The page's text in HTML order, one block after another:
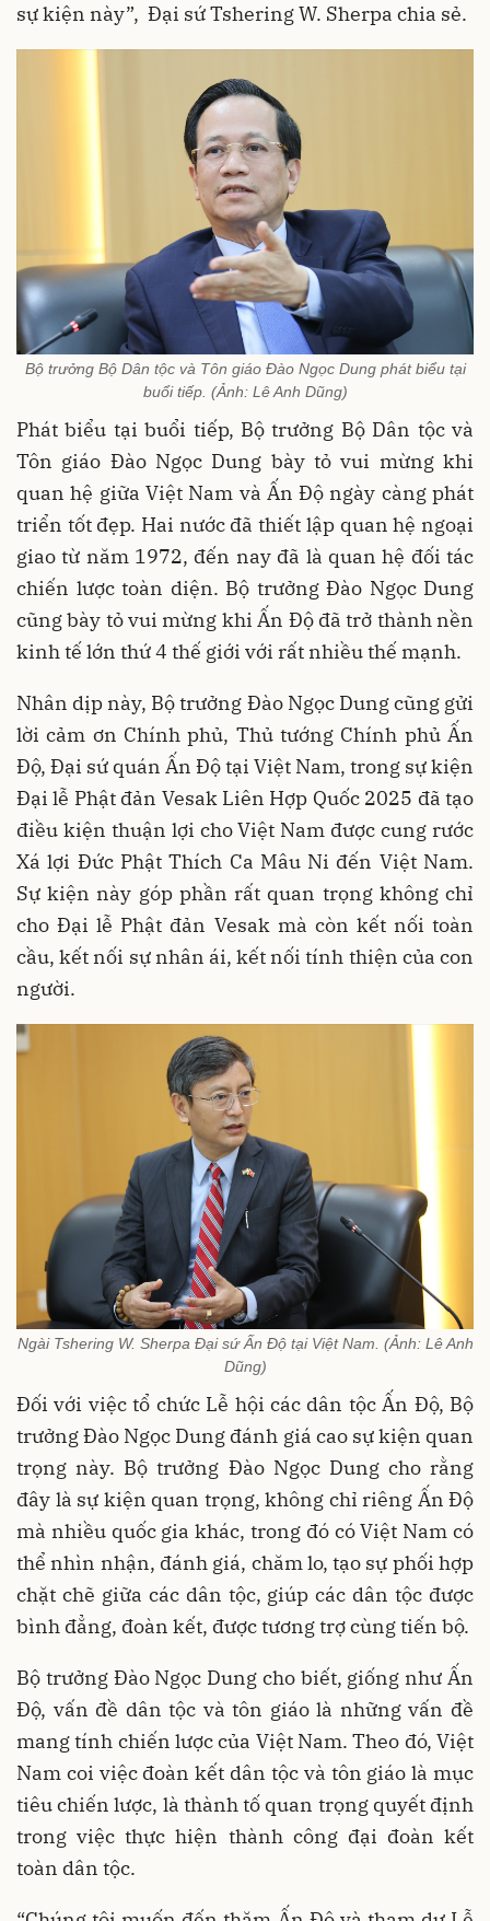
sự kiện này”, Đại sứ Tshering W. Sherpa chia sẻ.
Bộ trưởng Bộ Dân tộc và Tôn giáo Đào Ngọc Dung phát biểu tại
buổi tiếp. (Ảnh: Lê Anh Dũng)
Phát biểu tại buổi tiếp, Bộ trưởng Bộ Dân tộc và
Tôn giáo Đào Ngọc Dung bày tỏ vui mừng khi
quan hệ giữa Việt Nam và Ấn Độ ngày càng phát
triển tốt đẹp. Hai nước đã thiết lập quan hệ ngoại
giao từ năm 1972, đến nay đã là quan hệ đối tác
chiến lược toàn diện. Bộ trưởng Đào Ngọc Dung
cũng bày tỏ vui mừng khi Ấn Độ đã trở thành nền
kinh tế lớn thứ 4 thế giới với rất nhiều thế mạnh.
Nhân dịp này, Bộ trưởng Đào Ngọc Dung cũng gửi
lời cảm ơn Chính phủ, Thủ tướng Chính phủ Ấn
Độ, Đại sứ quán Ấn Độ tại Việt Nam, trong sự kiện
Đại lễ Phật đản Vesak Liên Hợp Quốc 2025 đã tạo
điều kiện thuận lợi cho Việt Nam được cung rước
Xá lợi Đức Phật Thích Ca Mâu Ni đến Việt Nam.
Sự kiện này góp phần rất quan trọng không chỉ
cho Đại lễ Phật đản Vesak mà còn kết nối toàn
cầu, kết nối sự nhân ái, kết nối tính thiện của con
người.
Ngài Tshering W. Sherpa Đại sứ Ấn Độ tại Việt Nam. (Ảnh: Lê Anh
Dũng)
Đối với việc tổ chức Lễ hội các dân tộc Ấn Độ, Bộ
trưởng Đào Ngọc Dung đánh giá cao sự kiện quan
trọng này. Bộ trưởng Đào Ngọc Dung cho rằng
đây là sự kiện quan trọng, không chỉ riêng Ấn Độ
mà nhiều quốc gia khác, trong đó có Việt Nam có
thể nhìn nhận, đánh giá, chăm lo, tạo sự phối hợp
chặt chẽ giữa các dân tộc, giúp các dân tộc được
bình đẳng, đoàn kết, được tương trợ cùng tiến bộ.
Bộ trưởng Đào Ngọc Dung cho biết, giống như Ấn
Độ, vấn đề dân tộc và tôn giáo là những vấn đề
mang tính chiến lược của Việt Nam. Theo đó, Việt
Nam coi việc đoàn kết dân tộc và tôn giáo là mục
tiêu chiến lược, là thành tố quan trọng quyết định
trong việc thực hiện thành công đại đoàn kết
toàn dân tộc.